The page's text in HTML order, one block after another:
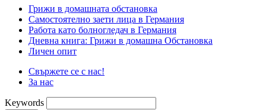
Грижи в домашната обстановка
Самостоятелно заети лица в Германия
Работа като болногледач в Германия
Дневна книга: Грижи в домашна Обстановка
Личен опит
Свържете се с нас!
За нас
Keywords